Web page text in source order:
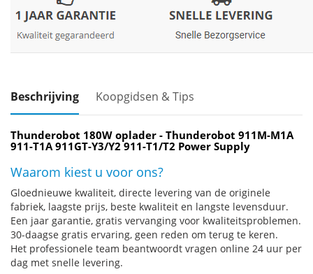
Beschrijving Koopgidsen & Tips
Thunderobot 180W oplader - Thunderobot 911M-M1A
911-T1A 911GT-Y3/Y2 911-T1/T2 Power Supply
Waarom kiest u voor ons?
Gloednieuwe kwaliteit, directe levering van de originele
fabriek, laagste prijs, beste kwaliteit en langste levensduur.
Een jaar garantie, gratis vervanging voor kwaliteitsproblemen.
30-daagse gratis ervaring, geen reden om terug te keren.
Het professionele team beantwoordt vragen online 24 uur per
dag met snelle levering.